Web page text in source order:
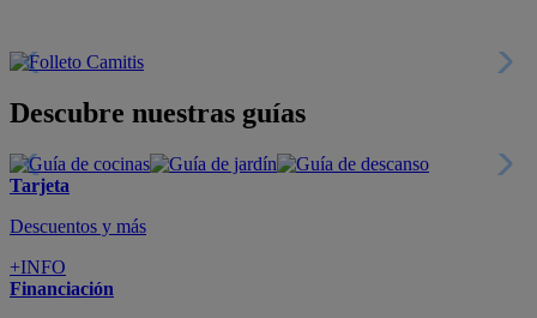
Descubre nuestras guías
Tarjeta
Descuentos y más
+INFO
Financiación